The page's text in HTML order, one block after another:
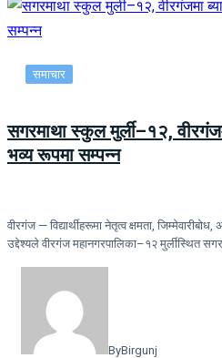
समाचार
सगरमाथा स्कुल मुर्ली–१२,
भव्य रूपमा सम्पन्न
वीरगंज — विद्यार्थीहरूमा नेतृत्व क्षमता,
उद्देश्यले वीरगंज महानगरपालिका–१२ मुर्लीस्थित
ByBirgunj